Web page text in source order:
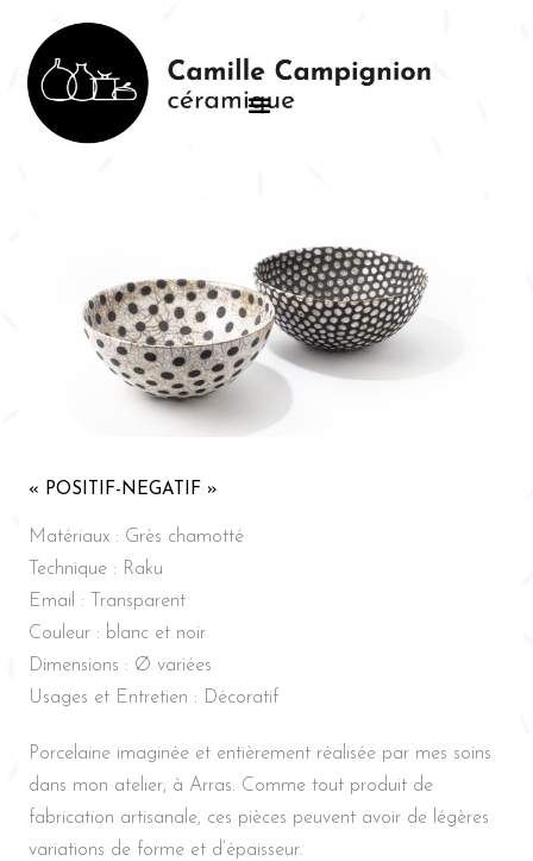
« POSITIF-NEGATIF »
Matériaux : Grès chamotté
Technique : Raku
Email : Transparent
Couleur : blanc et noir
Dimensions : Ø variées
Usages et Entretien : Décoratif
Porcelaine imaginée et entièrement réalisée par mes soins
dans mon atelier, à Arras. Comme tout produit de
fabrication artisanale, ces pièces peuvent avoir de légères
variations de forme et d’épaisseur.